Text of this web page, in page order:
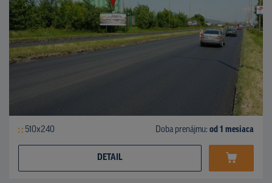
510x240 Doba prenájmu: od 1 mesiaca
DETAIL